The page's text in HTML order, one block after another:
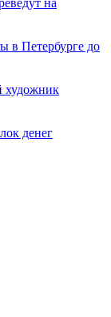
в Петербурге до
художник
денег